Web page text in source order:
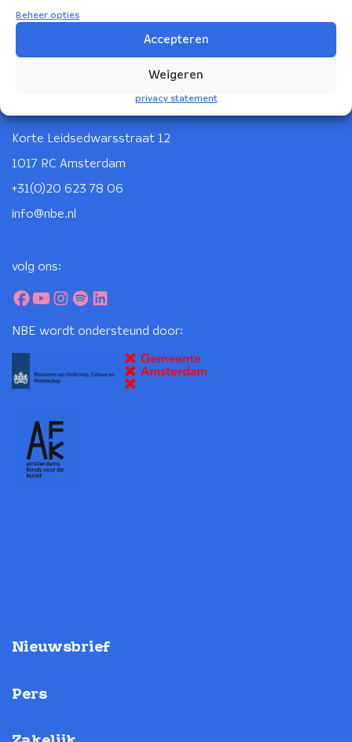
Beheer opties
Accepteren
Weigeren
privacy statement
Nederlands Blazers Ensemble
Korte Leidsedwarsstraat 12
1017 RC Amsterdam
+31(0)20 623 78 06
info@nbe.nl
volg ons:
NBE wordt ondersteund door:
Nieuwsbrief
Pers